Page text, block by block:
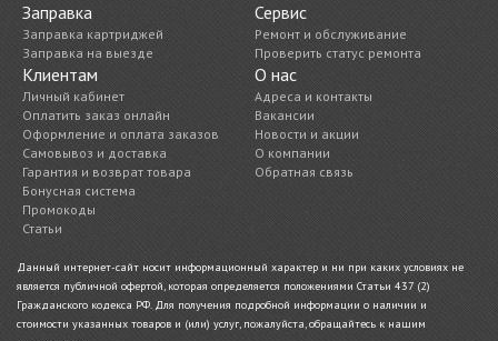
Заправка
Заправка картриджей
Заправка на выезде
Сервис
Ремонт и обслуживание
Проверить статус ремонта
Клиентам
Личный кабинет
Оплатить заказ онлайн
Оформление и оплата заказов
Самовывоз и доставка
Гарантия и возврат товара
Бонусная система
Промокоды
Статьи
О нас
Адреса и контакты
Вакансии
Новости и акции
О компании
Обратная связь
Данный интернет-сайт носит информационный характер и ни при каких условиях не
является публичной офертой, которая определяется положениями Статьи 437 (2)
Гражданского кодекса РФ. Для получения подробной информации о наличии и
стоимости указанных товаров и (или) услуг, пожалуйста, обращайтесь к нашим